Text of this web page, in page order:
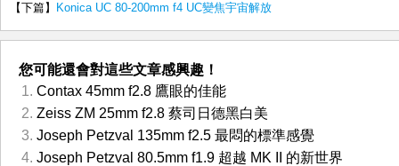
【下篇】
Konica UC 80-200mm f4 UC變焦宇宙解放
您可能還會對這些文章感興趣！
Contax 45mm f2.8 鷹眼的佳能
Zeiss ZM 25mm f2.8 蔡司日德黑白美
Joseph Petzval 135mm f2.5 最悶的標準感覺
Joseph Petzval 80.5mm f1.9 超越 MK II 的新世界